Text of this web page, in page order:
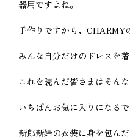
器用ですよね。
手作りですから、CHARMY
みんな自分だけのドレスを
これを読んだ皆さまはそん
いちばんお気に入りになる
新郎新婦の衣装に身を包ん